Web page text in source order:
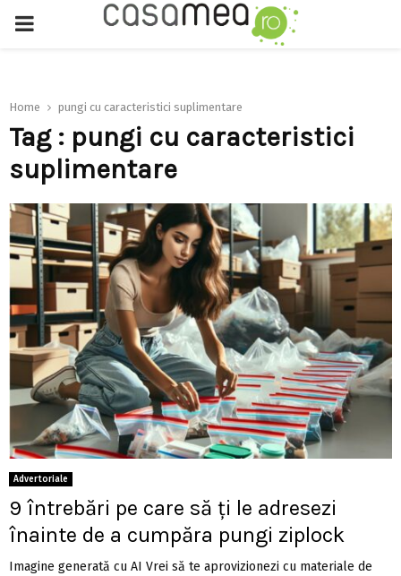
PRIMARY
Home pungi cu caracteristici suplimentare
Tag : pungi cu caracteristici
suplimentare
Advertoriale
9 întrebări pe care să ți le adresezi
înainte de a cumpăra pungi ziplock
Imagine generată cu AI Vrei să te aprovizionezi cu materiale de